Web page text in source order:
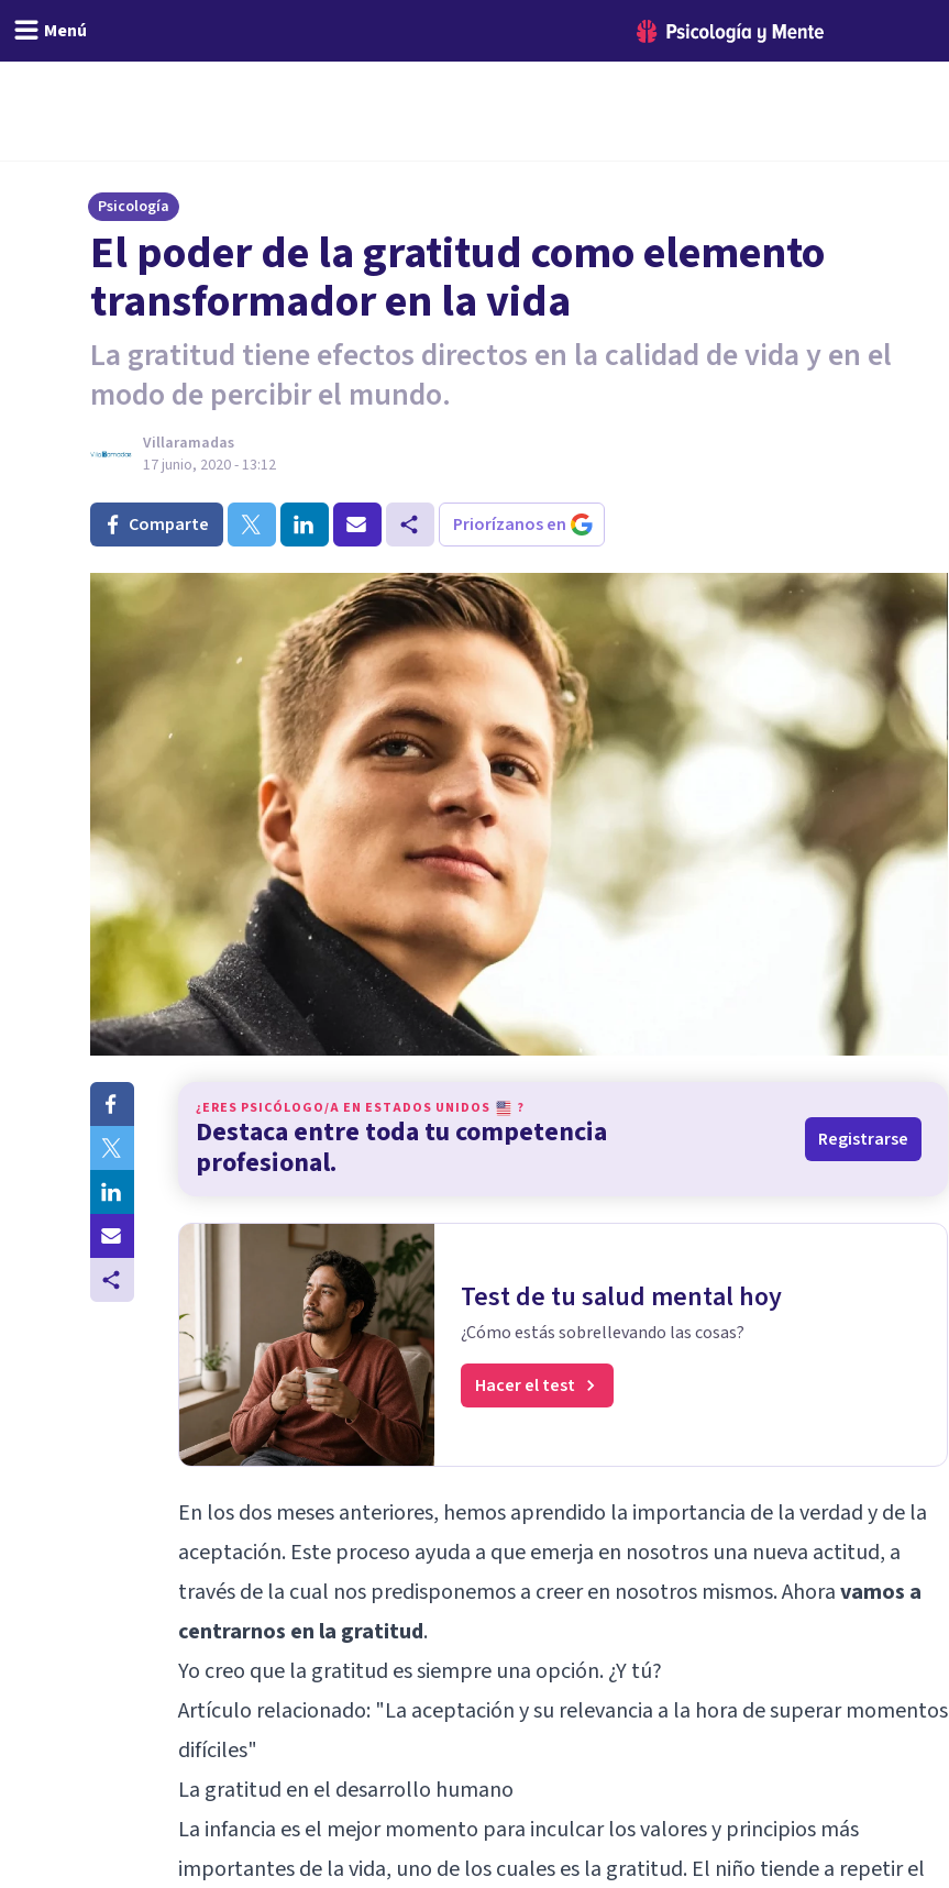
Menú
Psicología
El poder de la gratitud como elemento
transformador en la vida
La gratitud tiene efectos directos en la calidad de vida y en el
modo de percibir el mundo.
Villaramadas
17 junio, 2020 - 13:12
Comparte Priorízanos en
¿ERES PSICÓLOGO/A EN ESTADOS UNIDOS ?
Destaca entre toda tu competencia
profesional.
Registrarse
Test de tu salud mental hoy
¿Cómo estás sobrellevando las cosas?
Hacer el test
En los dos meses anteriores, hemos aprendido la importancia de la verdad y de la
aceptación. Este proceso ayuda a que emerja en nosotros una nueva actitud, a
través de la cual nos predisponemos a creer en nosotros mismos. Ahoravamos a
centrarnos en la gratitud.
Yo creo que la gratitud es siempre una opción. ¿Y tú?
Artículo relacionado: "La aceptación y su relevancia a la hora de superar momentos
difíciles"
La gratitud en el desarrollo humano
La infancia es el mejor momento para inculcar los valores y principios más
importantes de la vida, uno de los cuales es la gratitud. El niño tiende a repetir el